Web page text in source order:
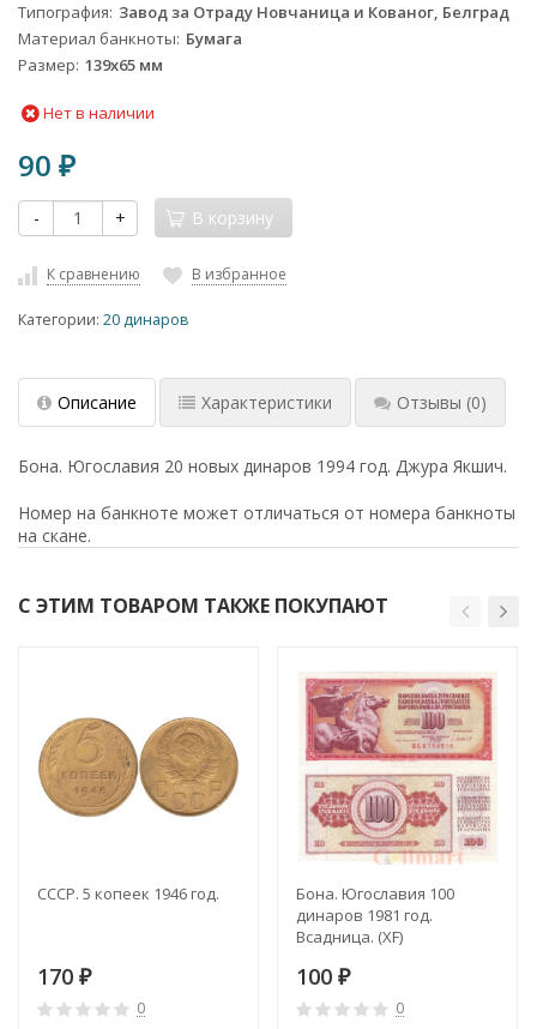
Типография Завод за Отраду Новчаница и Кованог, Белград
Материал банкноты Бумага
Размер 139x65 мм
Нет в наличии
90 ₽
- + В корзину
К сравнению В избранное
Категории: 20 динаров
Описание Характеристики Отзывы (0)
Бона. Югославия 20 новых динаров 1994 год. Джура Якшич.
Номер на банкноте может отличаться от номера банкноты
на скане.
С ЭТИМ ТОВАРОМ ТАКЖЕ ПОКУПАЮТ
СССР. 5 копеек 1946 год.
170 ₽
0
Бона. Югославия 100
динаров 1981 год.
Всадница. (XF)
100 ₽
0